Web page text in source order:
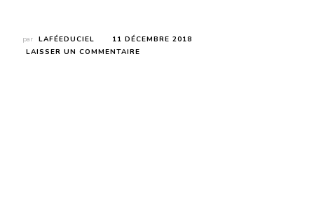
par LAFÉEDUCIEL
11 DÉCEMBRE 2018
LAISSER UN COMMENTAIRE